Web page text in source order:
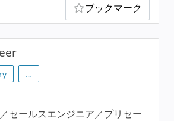
ブックマーク
…
セールスエンジニア／プリセー